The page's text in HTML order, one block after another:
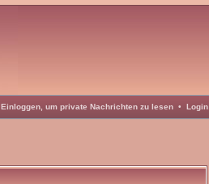
Einloggen, um private Nachrichten zu lesen • Login